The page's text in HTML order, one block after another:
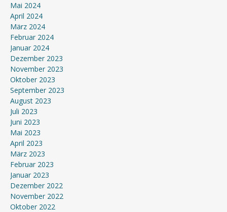
Mai 2024
April 2024
März 2024
Februar 2024
Januar 2024
Dezember 2023
November 2023
Oktober 2023
September 2023
August 2023
Juli 2023
Juni 2023
Mai 2023
April 2023
März 2023
Februar 2023
Januar 2023
Dezember 2022
November 2022
Oktober 2022